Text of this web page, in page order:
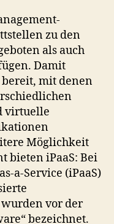
zu den
als auch
Damit
bereit, mit denen
virtuelle
Möglichkeit
bieten iPaaS: Bei
a-Service (iPaaS)
vor der
bezeichnet.